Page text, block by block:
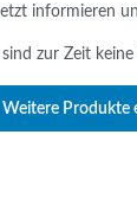
informieren
sind zur Zeit
Weitere Produkte